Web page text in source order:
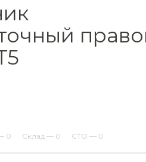
0 Склад — 0 СТО — 0